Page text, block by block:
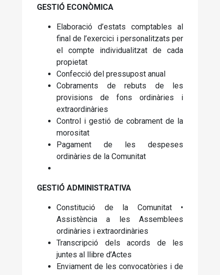
GESTIÓ ECONÒMICA
Elaboració d’estats comptables al
final de l’exercici i personalitzats per
el compte individualitzat de cada
propietat
Confecció del pressupost anual
Cobraments de rebuts de les
provisions de fons ordinàries i
extraordinàries
Control i gestió de cobrament de la
morositat
Pagament de les despeses
ordinàries de la Comunitat
GESTIÓ ADMINISTRATIVA
Constitució de la Comunitat •
Assistència a les Assemblees
ordinàries i extraordinàries
Transcripció dels acords de les
juntes al llibre d’Actes
Enviament de les convocatòries i de